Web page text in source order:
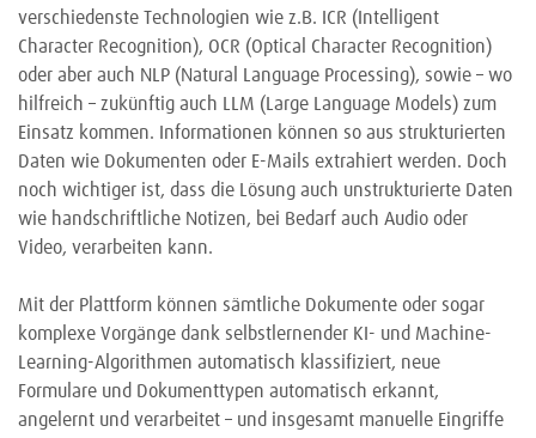
verschiedenste Technologien wie z.B. ICR (Intelligent
Character Recognition), OCR (Optical Character Recognition)
oder aber auch NLP (Natural Language Processing), sowie – wo
hilfreich – zukünftig auch LLM (Large Language Models) zum
Einsatz kommen. Informationen können so aus strukturierten
Daten wie Dokumenten oder E-Mails extrahiert werden. Doch
noch wichtiger ist, dass die Lösung auch unstrukturierte Daten
wie handschriftliche Notizen, bei Bedarf auch Audio oder
Video, verarbeiten kann.
Mit der Plattform können sämtliche Dokumente oder sogar
komplexe Vorgänge dank selbstlernender KI- und Machine-
Learning-Algorithmen automatisch klassifiziert, neue
Formulare und Dokumenttypen automatisch erkannt,
angelernt und verarbeitet – und insgesamt manuelle Eingriffe